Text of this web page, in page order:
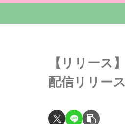
【リリース
配信リリース